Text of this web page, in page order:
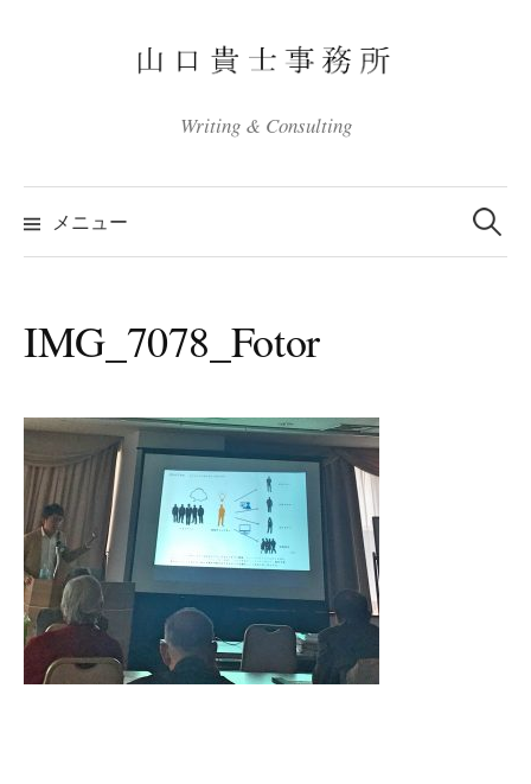
へ
ス
Writing & Consulting
メニュー
検
索:
IMG_7078_Fotor